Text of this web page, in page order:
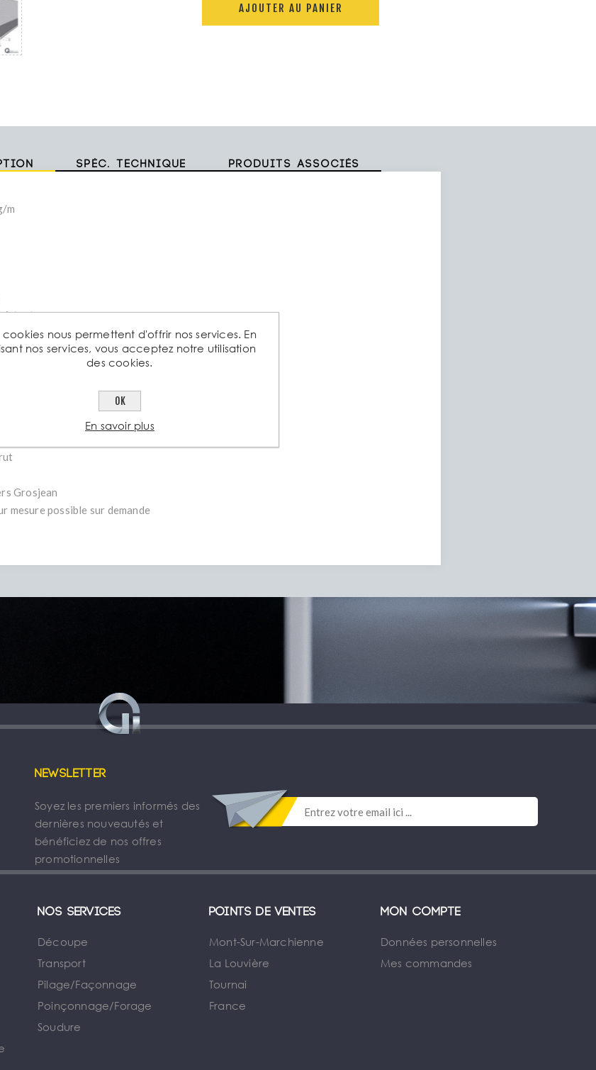
AJOUTER AU PANIER
Spéc. technique Produits associés
m
à la corrosion
et assembler (perçage, soudage, anodisation, laquage)
avec finitions disponibles
:
âme), épaisseur 2–5 mm, longueur possible : 6 m
Grosjean
mesure possible sur demande
Newsletter
Soyez les premiers informés des
dernières nouveautés et
bénéficiez de nos offres
promotionnelles
Nos services
Découpe
Transport
Pilage/Façonnage
Poinçonnage/Forage
Soudure
Points de ventes
Mont-Sur-Marchienne
La Louvière
Tournai
France
Mon compte
Données personnelles
Mes commandes
cookies nous permettent d'offrir nos services. En
nos services, vous acceptez notre utilisation
des cookies.
OK
En savoir plus